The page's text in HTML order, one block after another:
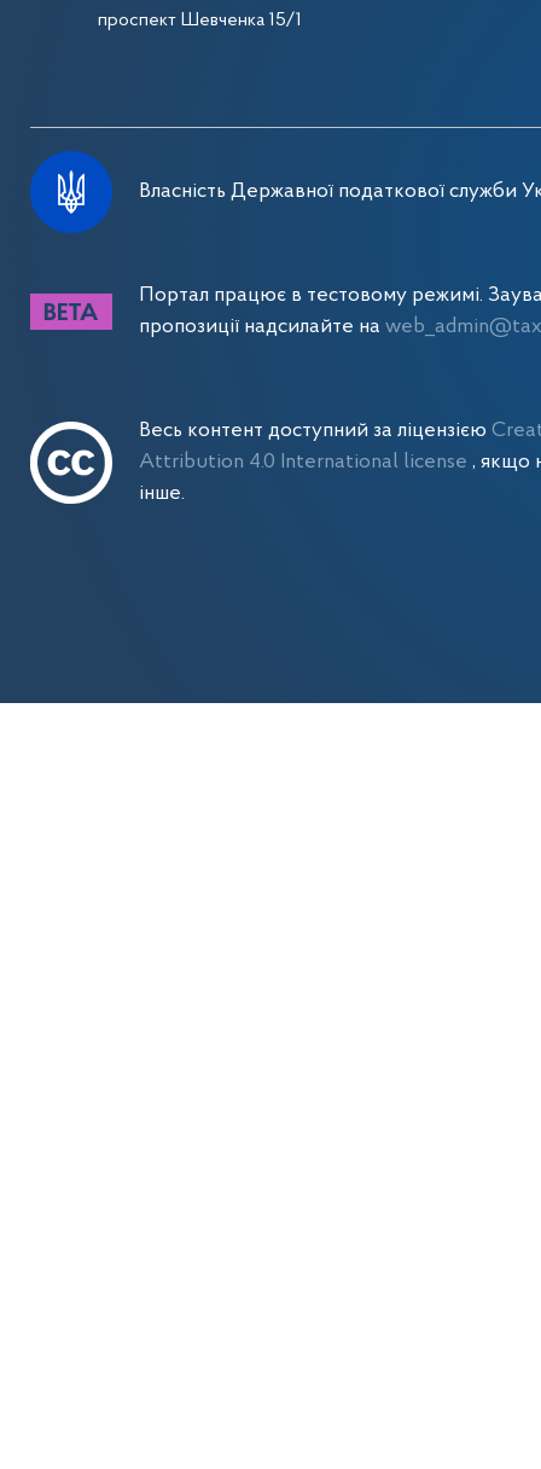
проспект Шевченка 15/1
Власність Державної податкової служби
Портал працює в тестовому режимі.
пропозиції надсилайте на
Весь контент доступний за ліцензією
Attribution 4.0 International license , якщо
інше.